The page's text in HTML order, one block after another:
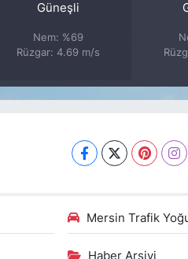
Güneşli
Nem: %69
Rüzgar: 4.69 m/s
Mersin Trafik
Haber Arşivi